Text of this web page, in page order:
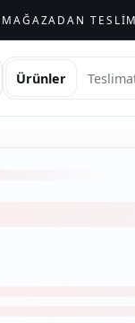
Ürünler